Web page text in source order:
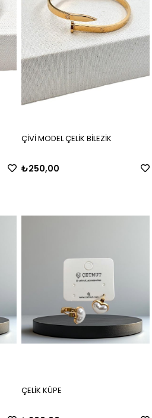
ÇİVİ MODEL ÇELİK BİLEZİK
₺250,00
ÇELİK KÜPE